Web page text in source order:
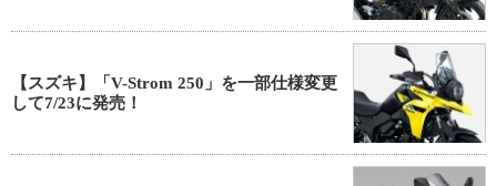
【スズキ】「V-Strom 250」を一部仕様変更
して7/23に発売！